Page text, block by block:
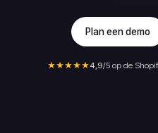
Plan een demo
★★★★★4,9/5 op de